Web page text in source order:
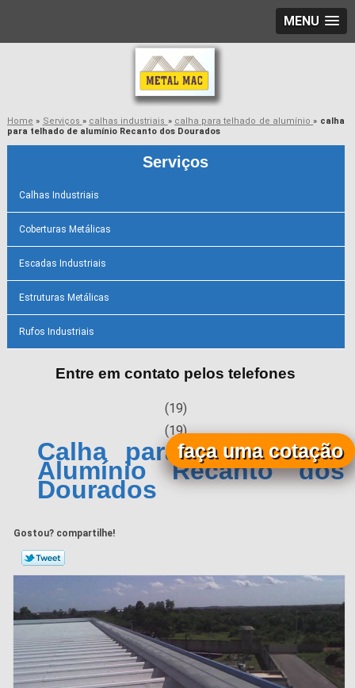
MENU
Home » Serviços » calhas industriais » calha para telhado de alumínio» calha
para telhado de alumínio Recanto dos Dourados
Serviços
Calhas Industriais
Coberturas Metálicas
Escadas Industriais
Estruturas Metálicas
Rufos Industriais
Entre em contato pelos telefones
(19)
(19)
Calha para Telhado de
Alumínio Recanto dos
Dourados
Gostou? compartilhe!
faça uma cotação